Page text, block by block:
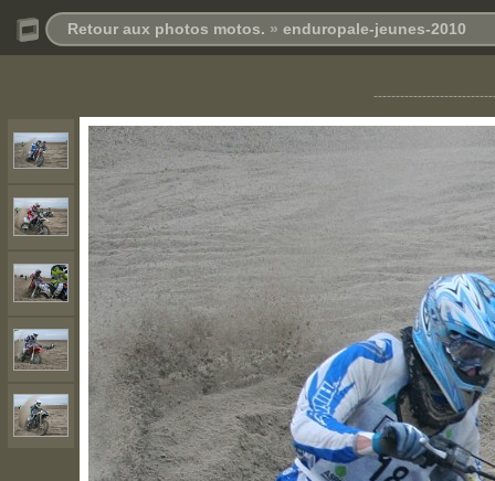
Retour aux photos motos. » enduropale-jeunes-2010